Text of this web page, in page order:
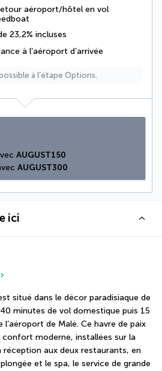
aéroport/hôtel en vol
23,2% incluses
à l’aéroport d’arrivée
à l’étape Options.
AUGUST150
AUGUST300
ici
situé dans le décor paradisiaque de
minutes de vol domestique puis 15
de Malé. Ce havre de paix
moderne, installées sur la
réception aux deux restaurants, en
et le spa, le service de grande